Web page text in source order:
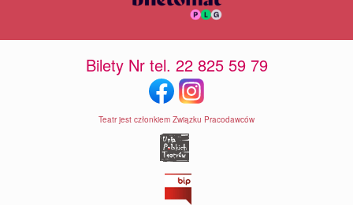
Bilety Nr tel. 22 825 59 79
Teatr jest członkiem Związku Pracodawców